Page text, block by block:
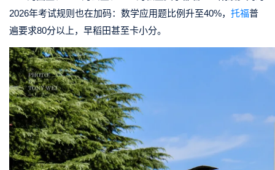
2026年考试规则也在加码：数学应用题比例升至40%， 托福普
遍要求80分以上，早稻田甚至卡小分。